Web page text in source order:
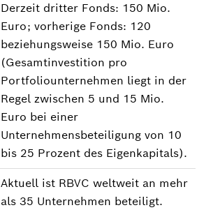
Derzeit dritter Fonds: 150 Mio.
Euro; vorherige Fonds: 120
beziehungsweise 150 Mio. Euro
(Gesamtinvestition pro
Portfoliounternehmen liegt in der
Regel zwischen 5 und 15 Mio.
Euro bei einer
Unternehmensbeteiligung von 10
bis 25 Prozent des Eigenkapitals).
Aktuell ist RBVC weltweit an mehr
als 35 Unternehmen beteiligt.